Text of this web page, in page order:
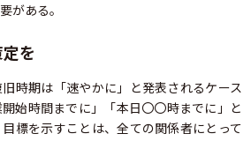
がある。
を
時期は「速やかに」と発表されるケース
始時間までに」「本日〇〇時までに」と
標を示すことは、全ての関係者にとって